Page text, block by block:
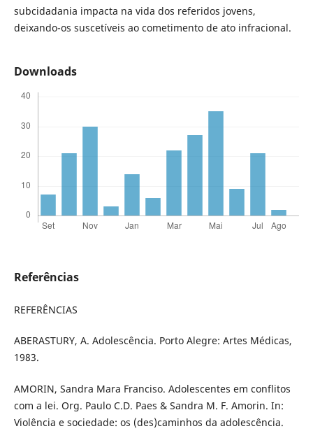
subcidadania impacta na vida dos referidos jovens,
deixando-os suscetíveis ao cometimento de ato infracional.
Downloads
Referências
REFERÊNCIAS
ABERASTURY, A. Adolescência. Porto Alegre: Artes Médicas,
1983.
AMORIN, Sandra Mara Franciso. Adolescentes em conflitos
com a lei. Org. Paulo C.D. Paes & Sandra M. F. Amorin. In:
Violência e sociedade: os (des)caminhos da adolescência.